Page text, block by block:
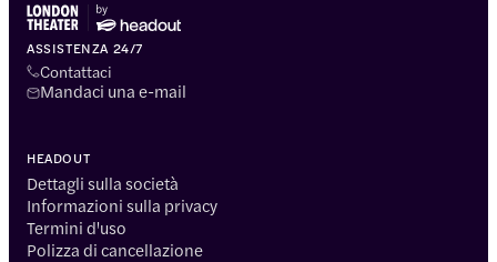
ASSISTENZA 24/7
Contattaci
Mandaci una e-mail
HEADOUT
Dettagli sulla società
Informazioni sulla privacy
Termini d'uso
Polizza di cancellazione